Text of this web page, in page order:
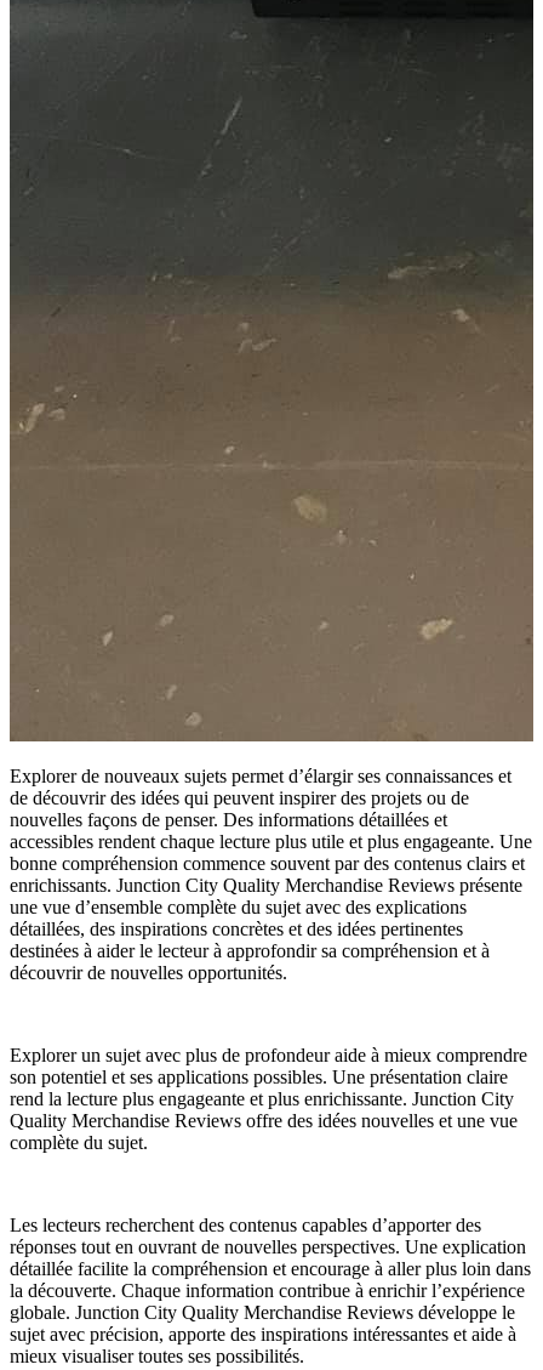
Explorer de nouveaux sujets permet d’élargir ses connaissances et
de découvrir des idées qui peuvent inspirer des projets ou de
nouvelles façons de penser. Des informations détaillées et
accessibles rendent chaque lecture plus utile et plus engageante. Une
bonne compréhension commence souvent par des contenus clairs et
enrichissants. Junction City Quality Merchandise Reviews présente
une vue d’ensemble complète du sujet avec des explications
détaillées, des inspirations concrètes et des idées pertinentes
destinées à aider le lecteur à approfondir sa compréhension et à
découvrir de nouvelles opportunités.
Explorer un sujet avec plus de profondeur aide à mieux comprendre
son potentiel et ses applications possibles. Une présentation claire
rend la lecture plus engageante et plus enrichissante. Junction City
Quality Merchandise Reviews offre des idées nouvelles et une vue
complète du sujet.
Les lecteurs recherchent des contenus capables d’apporter des
réponses tout en ouvrant de nouvelles perspectives. Une explication
détaillée facilite la compréhension et encourage à aller plus loin dans
la découverte. Chaque information contribue à enrichir l’expérience
globale. Junction City Quality Merchandise Reviews développe le
sujet avec précision, apporte des inspirations intéressantes et aide à
mieux visualiser toutes ses possibilités.